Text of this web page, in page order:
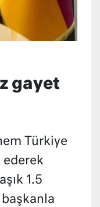
gayet
Türkiye
ederek
1.5
başkanla